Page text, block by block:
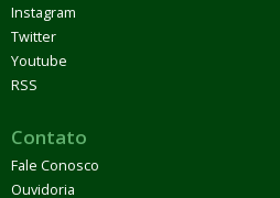
Instagram
Twitter
Youtube
RSS
Contato
Fale Conosco
Ouvidoria